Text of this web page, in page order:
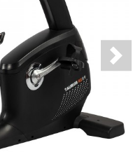
Next